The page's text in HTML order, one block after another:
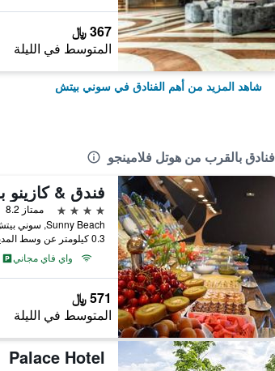
367 ﷼
المتوسط في الليلة
شاهد المزيد من أهم الفنادق في سوني بيتش
فنادق بالقرب من هوتل فلامينجو
فندق & كازينو
4 نجوم
ممتاز 8.2
Sunny Beach, سوني بيتش, بلغاريا
0.3 كيلومتر عن وسط المدينة
واي فاي مجاني
571 ﷼
المتوسط في الليلة
Palace Hotel